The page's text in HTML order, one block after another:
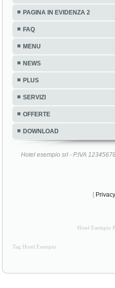
PAGINA IN EVIDENZA 2
FAQ
MENU
NEWS
PLUS
SERVIZI
OFFERTE
DOWNLOAD
Hotel esempio srl - P.IVA
[ Privacy
Hotel Esempio
Tag Hotel Esempio